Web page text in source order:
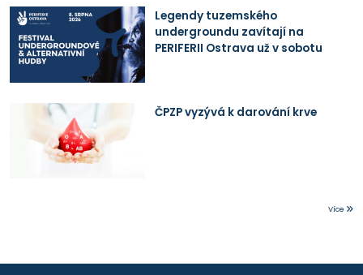
Legendy tuzemského
undergroundu zavítají na
PERIFERII Ostrava už v sobotu
ČPZP vyzývá k darování krve
Více